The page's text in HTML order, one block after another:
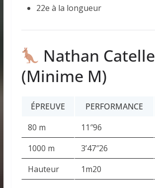
22e à la longueur
Nathan Catelle
(Minime M)
ÉPREUVE PERFORMANCE
80 m
11″96
1000 m
3’47″26
Hauteur
1m20